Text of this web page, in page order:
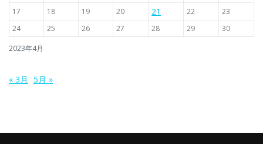
2023年4月
17
18 19 20 21 22
23
24
25 26 27 28 29 30
« 3月 5月 »